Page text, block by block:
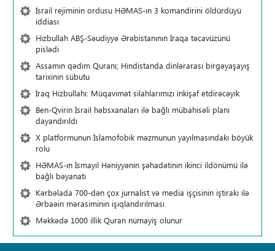
İsrail rejiminin ordusu HƏMAS-ın 3 komandirini öldürdüyü
iddiası
Hizbullah ABŞ-Səudiyyə Ərəbistanının İraqa təcavüzünü
pislədi
Assamın qədim Quranı; Hindistanda dinlərarası birgəyaşayış
tarixinin sübutu
İraq Hizbullahı: Müqavimət silahlarımızı inkişaf etdirəcəyik
Ben-Qvirin İsrail həbsxanaları ilə bağlı mübahisəli planı
dayandırıldı
X platformunun İslamofobik məzmunun yayılmasındakı böyük
rolu
HƏMAS-ın İsmayıl Həniyyənin şəhadətinin ikinci ildönümü ilə
bağlı bəyanatı
Kərbəlada 700-dən çox jurnalist və media işçisinin iştirakı ilə
Ərbaəin mərasiminin işıqlandırılması
Məkkədə 1000 illik Quran nümayiş olunur